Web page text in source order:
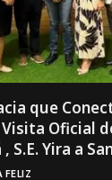
que
Oficial
, S.E. Yira a
FELIZ